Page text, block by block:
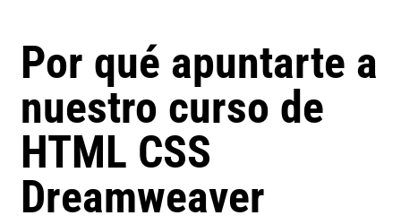
Por qué apuntarte a
nuestro curso de
HTML CSS
Dreamweaver